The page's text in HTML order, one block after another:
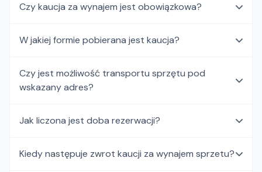
Czy kaucja za wynajem jest obowiązkowa?
W jakiej formie pobierana jest kaucja?
Czy jest możliwość transportu sprzętu pod
wskazany adres?
Jak liczona jest doba rezerwacji?
Kiedy następuje zwrot kaucji za wynajem sprzetu?